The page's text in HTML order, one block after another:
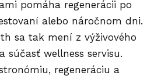
pomáha regenerácii po
alebo náročnom dni.
sa tak mení z výživového
súčasť wellness servisu.
regeneráciu a